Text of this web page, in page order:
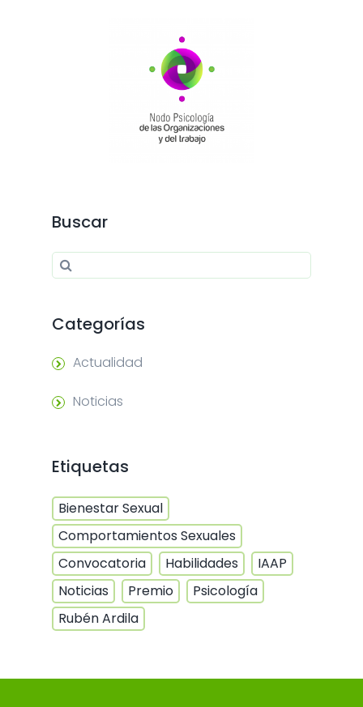
Buscar
Search for:
Categorías
Actualidad
Noticias
Etiquetas
Bienestar Sexual
Comportamientos Sexuales
Convocatoria
Habilidades
IAAP
Noticias
Premio
Psicología
Rubén Ardila